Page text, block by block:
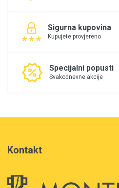
Sigurna kupovina
Kupujete provjereno
Specijalni popusti
Svakodnevne akcije
Kontakt